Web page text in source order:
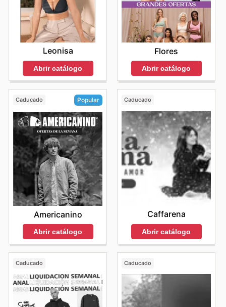
Leonisa
Abrir catálogo
Flores
Abrir catálogo
Caducado Popular
Americanino
Abrir catálogo
Caducado
Caffarena
Abrir catálogo
Caducado Caducado